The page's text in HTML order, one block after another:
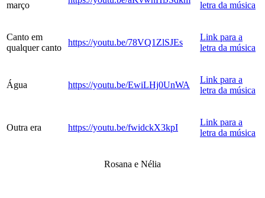
março letra da música
Canto em
qualquer canto
https://youtu.be/78VQ1ZlSJEs
Link para a
letra da música
Água https://youtu.be/EwiLHj0UnWA
Link para a
letra da música
Outra era https://youtu.be/fwidckX3kpI
Link para a
letra da música
Rosana e Nélia